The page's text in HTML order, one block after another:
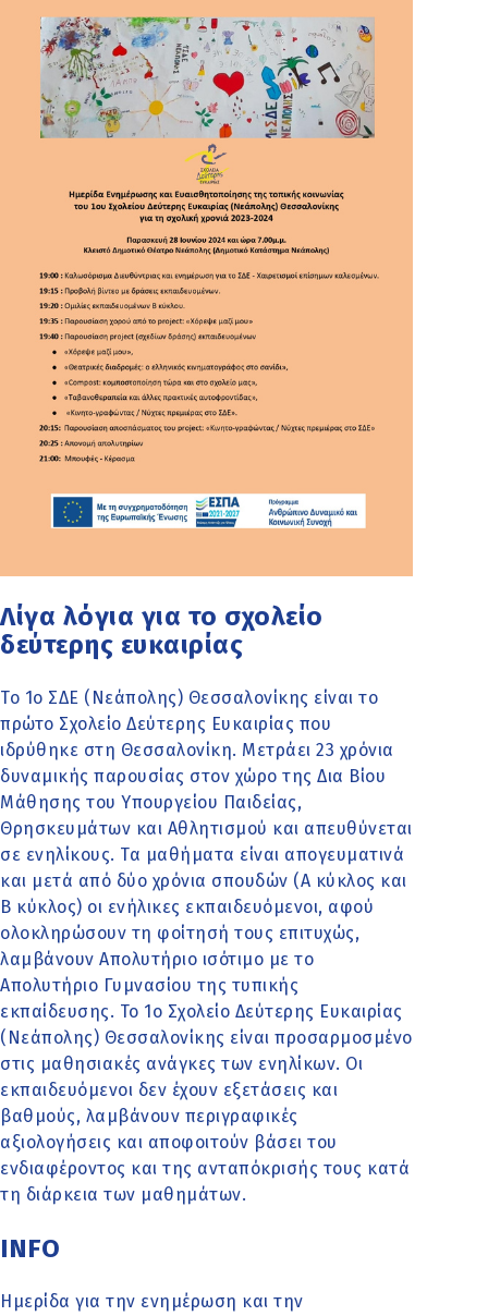
Λίγα λόγια για το σχολείο
δεύτερης ευκαιρίας
Το 1ο ΣΔΕ (Νεάπολης) Θεσσαλονίκης είναι το
πρώτο Σχολείο Δεύτερης Ευκαιρίας που
ιδρύθηκε στη Θεσσαλονίκη. Μετράει 23 χρόνια
δυναμικής παρουσίας στον χώρο της Δια Βίου
Μάθησης του Υπουργείου Παιδείας,
Θρησκευμάτων και Αθλητισμού και απευθύνεται
σε ενηλίκους. Τα μαθήματα είναι απογευματινά
και μετά από δύο χρόνια σπουδών (Α κύκλος και
Β κύκλος) οι ενήλικες εκπαιδευόμενοι, αφού
ολοκληρώσουν τη φοίτησή τους επιτυχώς,
λαμβάνουν Απολυτήριο ισότιμο με το
Απολυτήριο Γυμνασίου της τυπικής
εκπαίδευσης. Το 1ο Σχολείο Δεύτερης Ευκαιρίας
(Νεάπολης) Θεσσαλονίκης είναι προσαρμοσμένο
στις μαθησιακές ανάγκες των ενηλίκων. Οι
εκπαιδευόμενοι δεν έχουν εξετάσεις και
βαθμούς, λαμβάνουν περιγραφικές
αξιολογήσεις και αποφοιτούν βάσει του
ενδιαφέροντος και της ανταπόκρισής τους κατά
τη διάρκεια των μαθημάτων.
INFO
Ημερίδα για την ενημέρωση και την